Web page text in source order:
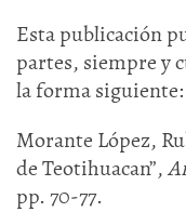
Esta publicación
partes, siempre y
la forma siguiente:
Morante López,
de Teotihuacan”,
pp. 70-77.